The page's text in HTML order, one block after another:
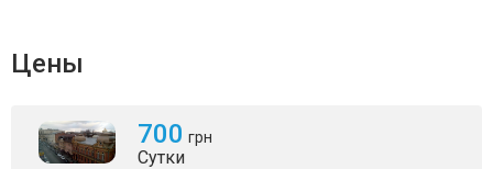
Цены
700 грн
Сутки